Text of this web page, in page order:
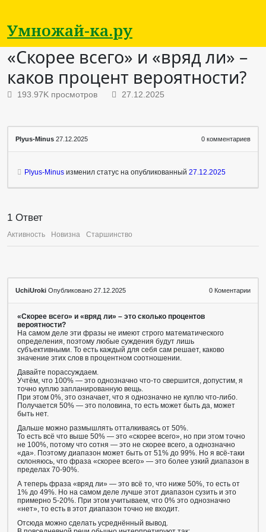
Умножай-ка.ру
«Скорее всего» и «вряд ли» –
каков процент вероятности?
193.97K просмотров 27.12.2025
Plyus-Minus 27.12.2025 0 комментариев
Plyus-Minus изменил статус на опубликованный 27.12.2025
1 Ответ
Активность Новизна Старшинство
UchiUroki Опубликовано 27.12.2025 0 Коментарии
«Скорее всего» и «вряд ли» – это сколько процентов
вероятности?
На самом деле эти фразы не имеют строго математического
определения, поэтому любые суждения будут лишь
субъективными. То есть каждый для себя сам решает, каково
значение этих слов в процентном соотношении.
Давайте порассуждаем.
Учтём, что 100% — это однозначно что-то свершится, допустим, я
точно куплю запланированную вещь.
При этом 0%, это означает, что я однозначно не куплю что-либо.
Получается 50% — это половина, то есть может быть да, может
быть нет.
Дальше можно размышлять отталкиваясь от 50%.
То есть всё что выше 50% — это «скорее всего», но при этом точно
не 100%, потому что сотня — это не скорее всего, а однозначно
«да». Поэтому диапазон может быть от 51% до 99%. Но я всё-таки
склоняюсь, что фраза «скорее всего» — это более узкий диапазон в
пределах 70-90%.
А теперь фраза «вряд ли» — это всё то, что ниже 50%, то есть от
1% до 49%. Но на самом деле лучше этот диапазон сузить и это
примерно 5-20%. При этом учитываем, что 0% это однозначно
«нет», то есть в этот диапазон точно не входит.
Отсюда можно сделать усреднённый вывод.